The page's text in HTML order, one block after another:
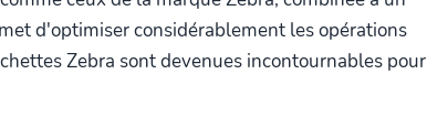
d'optimiser considérablement les opérations
Zebra sont devenues incontournables pour